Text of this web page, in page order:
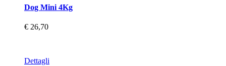
Dog Mini 4Kg
€ 26,70
Dettagli